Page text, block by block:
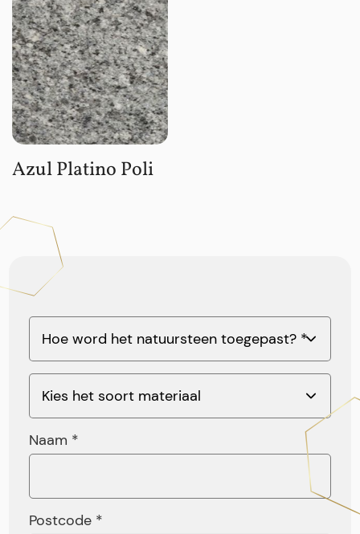
Azul Platino Poli
Naam *
Postcode *